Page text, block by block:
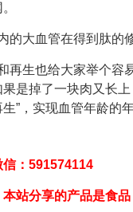
的大血管在得到肽的
再生也给大家举个容
果是掉了一块肉又长
”，实现血管年龄的
信：591574114
站分享的产品是食